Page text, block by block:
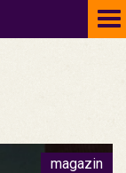
magazin